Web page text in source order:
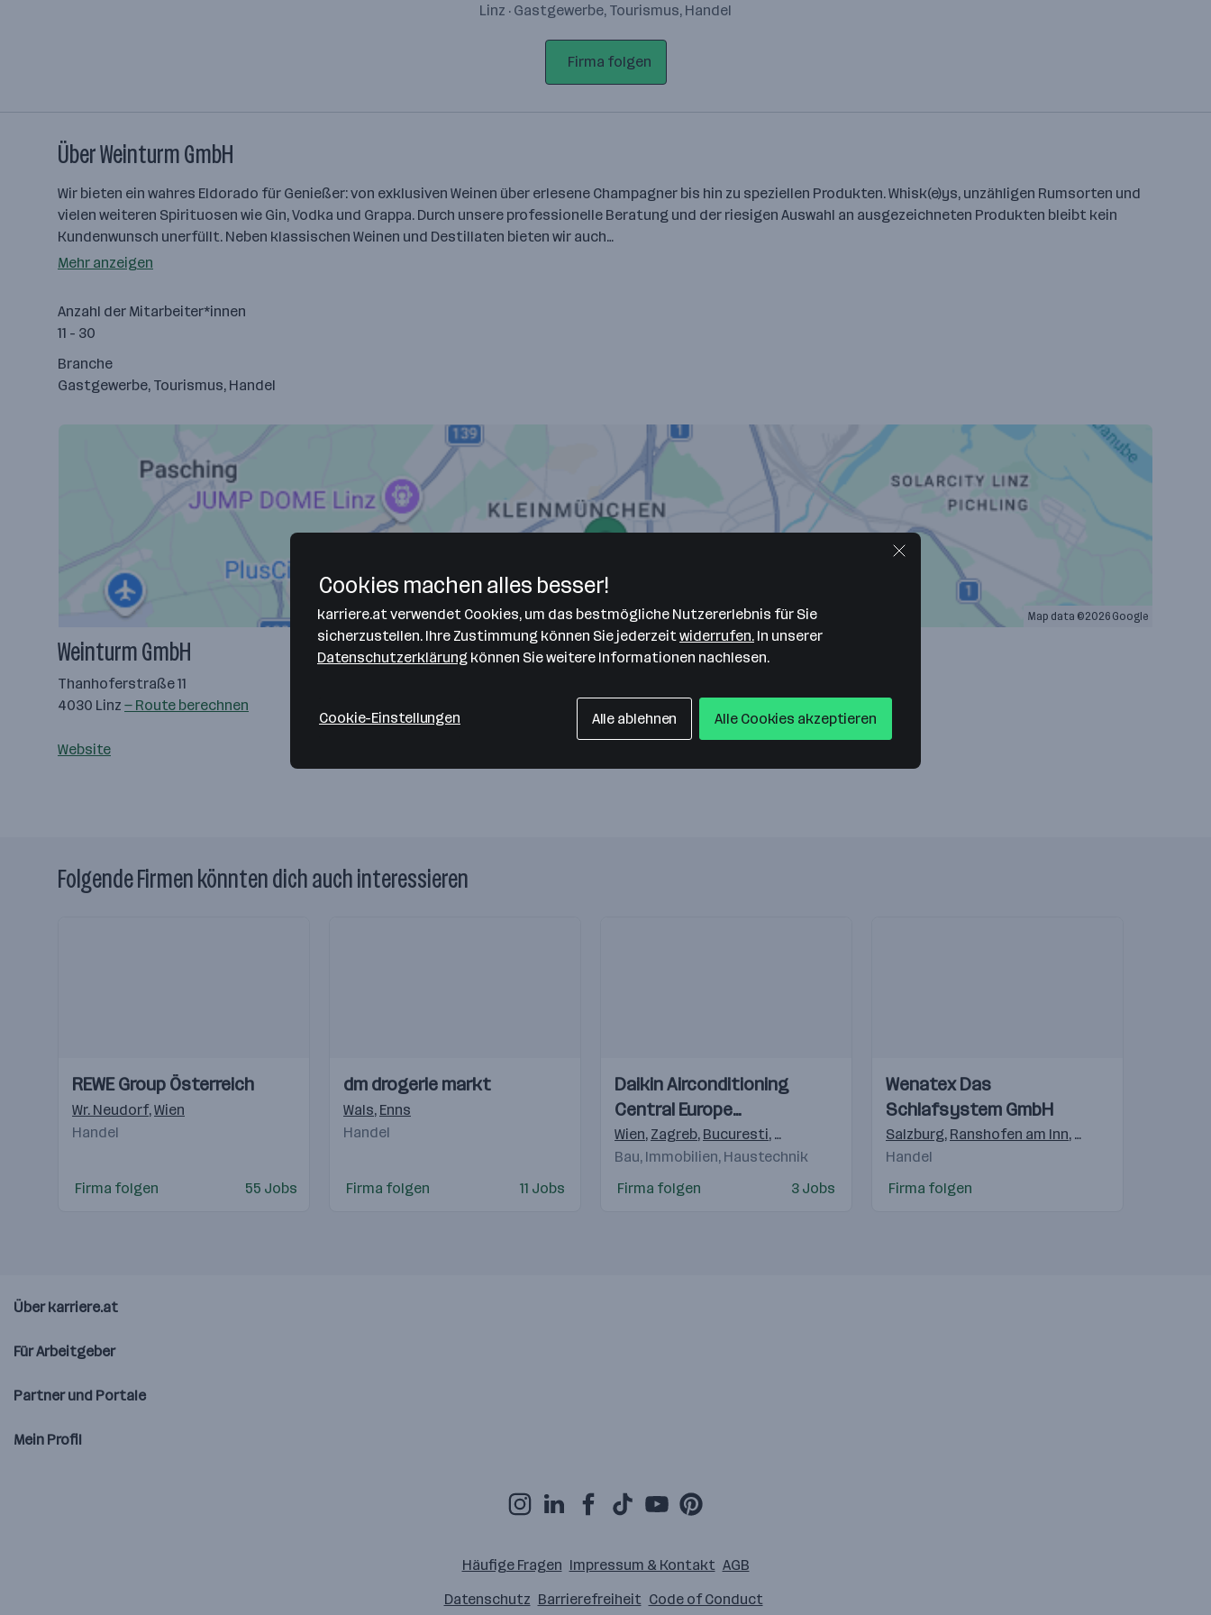
Linz · Gastgewerbe, Tourismus, Handel
Firma folgen
Über Weinturm GmbH
Wir bieten ein wahres Eldorado für Genießer: von exklusiven Weinen über erlesene Champagner bis hin zu speziellen Produkten. Whisk(e)ys, unzähligen Rumsorten und
vielen weiteren Spirituosen wie Gin, Vodka und Grappa. Durch unsere professionelle Beratung und der riesigen Auswahl an ausgezeichneten Produkten bleibt kein
Kundenwunsch unerfüllt. Neben klassischen Weinen und Destillaten bieten wir auch…
Mehr anzeigen
Anzahl der Mitarbeiter*innen
11 - 30
Branche
Gastgewerbe, Tourismus, Handel
Map data ©2026 Google
Weinturm GmbH
Thanhoferstraße 11
4030 Linz — Route berechnen
Website
Folgende Firmen könnten dich auch interessieren
Videos
Einblicke
Einblicke
REWE Group Österreich
Wr. Neudorf,Wien
Handel
Firma folgen 55 Jobs
Videos
Einblicke
Einblicke
dm drogerie markt
Wals, Enns
Handel
Firma folgen 11 Jobs
Videos
Einblicke
Einblicke
Daikin Airconditioning
Central Europe
HandelsgmbH
Wien, Zagreb, Bucuresti, Budapest Praha 4-Michle, Bratislava, Warschau
Bau, Immobilien, Haustechnik
Firma folgen
3 Jobs
Videos
Einblicke
Einblicke
Wenatex Das
Schlafsystem GmbH
Salzburg, Ranshofen am Inn, Freilassing
Handel
Firma folgen
Über karriere.at
Für Arbeitgeber
Partner und Portale
Mein Profil
Häufige Fragen Impressum & Kontakt AGB
Datenschutz Barrierefreiheit Code of Conduct
Cookies machen alles besser!
karriere.at verwendet Cookies, um das bestmögliche Nutzererlebnis für Sie
sicherzustellen. Ihre Zustimmung können Sie jederzeitwiderrufen. In unserer
Datenschutzerklärung können Sie weitere Informationen nachlesen.
Cookie-Einstellungen Alle ablehnen Alle Cookies akzeptieren